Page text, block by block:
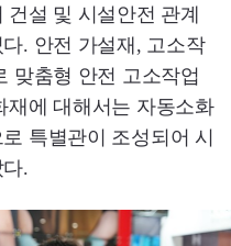
건설 및 시설안전 관계
. 안전 가설재, 고소작
맞춤형 안전 고소작업
재에 대해서는 자동소화
특별관이 조성되어 시
.